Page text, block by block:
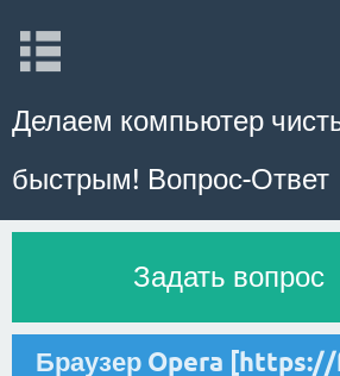
Делаем компьютер
быстрым! Вопрос-Ответ
Задать вопрос
Браузер Opera